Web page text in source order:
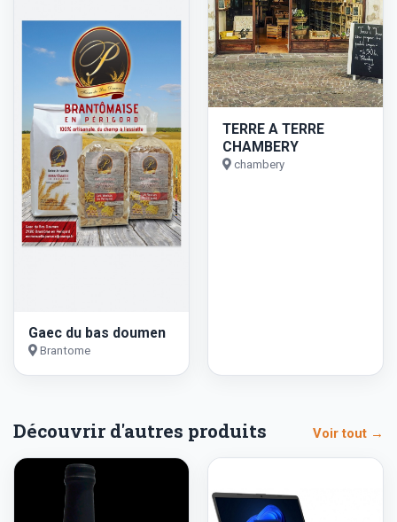
Gaec du bas doumen
Brantome
TERRE A TERRE
CHAMBERY
chambery
Découvrir d'autres produits Voir tout →